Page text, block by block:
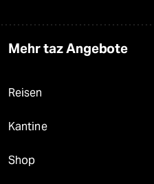
Mehr taz Angebote
Reisen
Kantine
Shop